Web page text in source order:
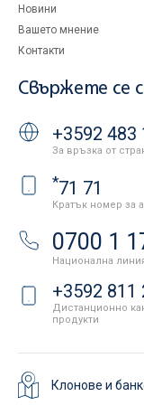
Новини
Вашето мнение
Контакти
Свържете се
+3592 483
За връзка от
*71 71
Кратък номер за
0700 1
Национална
+3592 811
Дистанционно
продукти
Клонове и